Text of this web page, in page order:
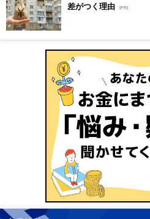
差がつく理由 [PR]